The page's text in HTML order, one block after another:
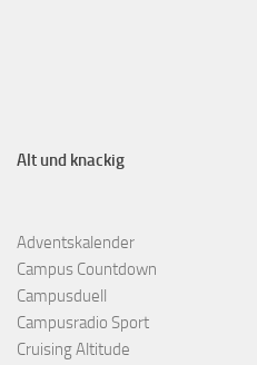
Alt und knackig
Adventskalender
Campus Countdown
Campusduell
Campusradio Sport
Cruising Altitude